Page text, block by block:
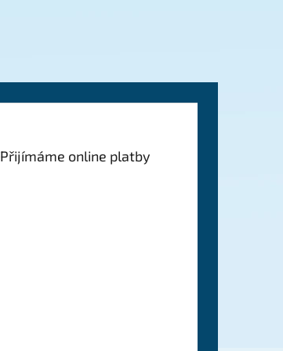
Přijímáme online platby